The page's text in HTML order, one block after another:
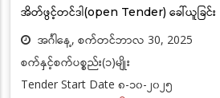
အိတ်ဖွင့်တင်ဒါ(open Tender) ခေါ်ယူခြင်း
အင်္ဂါနေ့, စက်တင်ဘာလ 30, 2025
စက်နှင့်စက်ပစ္စည်း(၁)မျိုး
Tender Start Date ၈-၁၀-၂၀၂၅